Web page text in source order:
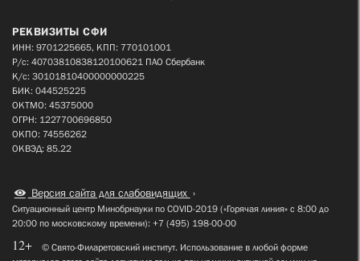
РЕКВИЗИТЫ СФИ
ИНН: 9701225665, КПП: 770101001
Р/с: 40703810838120100621 ПАО Сбербанк
К/с: 30101810400000000225
БИК: 044525225
ОКТМО: 45375000
ОГРН: 1227700696850
ОКПО: 74556262
ОКВЭД: 85.22
Версия сайта для слабовидящих
Ситуационный центр Минобрнауки по COVID-2019 («Горячая линия» с 8:00 до
20:00 по московскому времени): +7 (495) 198-00-00
12+
© Свято-Филаретовский институт. Использование в любой форме